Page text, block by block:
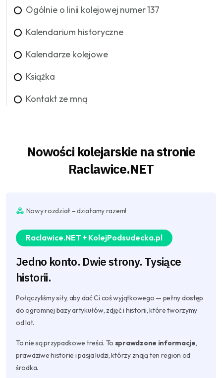
Ogólnie o linii kolejowej numer 137
Kalendarium historyczne
Kalendarze kolejowe
Książka
Kontakt ze mną
Nowości kolejarskie na stronie
Raclawice.NET
Nowy rozdział – działamy razem!
Raclawice.NET + KolejPodsudecka.pl
Jedno konto. Dwie strony. Tysiące
historii.
Połączyliśmy siły, aby dać Ci coś wyjątkowego — pełny dostęp
do ogromnej bazy artykułów, zdjęć i historii, które tworzymy
od lat.
To nie są przypadkowe treści. To sprawdzone informacje,
prawdziwe historie i pasja ludzi, którzy znają ten region od
środka.